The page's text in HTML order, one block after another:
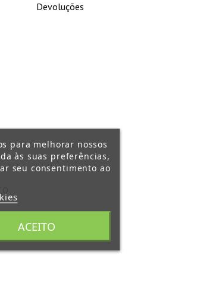
Devoluções
para melhorar nossos
às suas preferências,
seu consentimento ao
ACEITO